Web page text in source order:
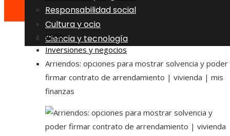
Responsabilidad social
Cultura y ocio
Ciencia y tecnología
Inicio
Inversiones y negocios
Arriendos: opciones para mostrar solvencia y poder
firmar contrato de arrendamiento | vivienda | mis
finanzas